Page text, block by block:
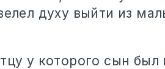
духу выйти из
у которого сын был